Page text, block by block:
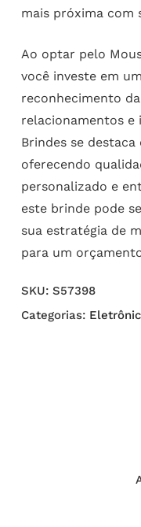
mais próxima com
Ao optar pelo
você investe em
reconhecimento
relacionamentos e
Brindes se
oferecendo
personalizado e
este brinde pode
sua estratégia de
para um
SKU: S57398
Categorias: